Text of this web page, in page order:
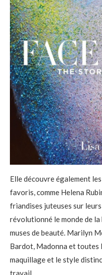
Elle découvre également
favoris, comme Helena
friandises juteuses sur
révolutionné le monde de
muses de beauté. Marilyn
Bardot, Madonna et toutes
maquillage et le style
travail.